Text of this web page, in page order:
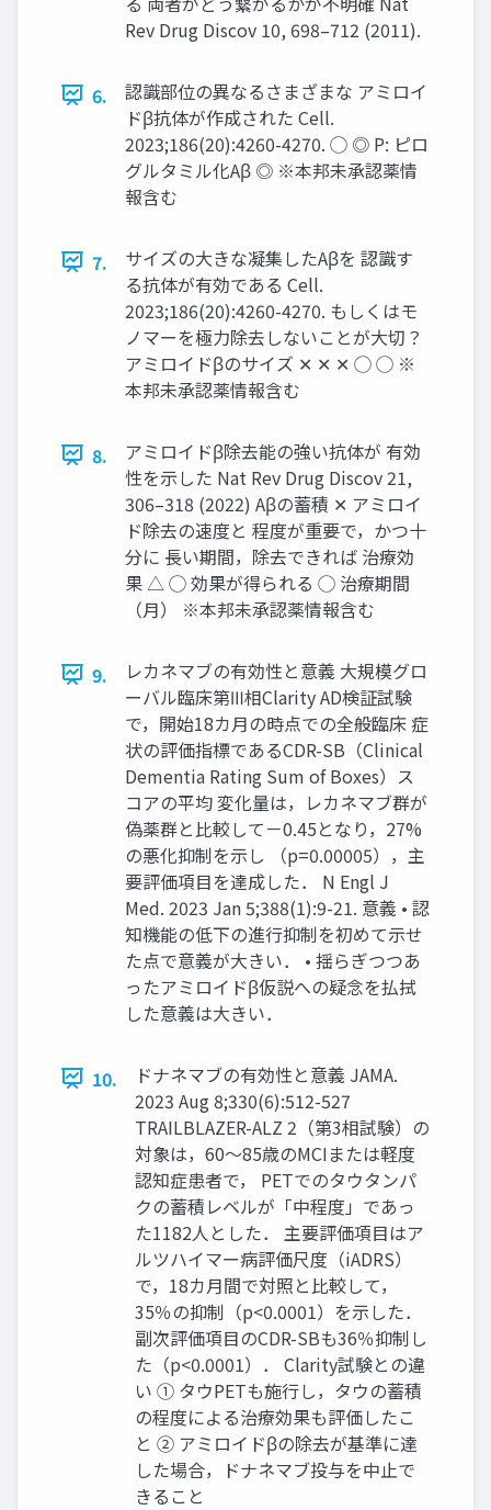
Rev Drug Discov 10, 698–712 (2011).
6.
認識部位の異なるさまざまな アミロイ
ドβ抗体が作成された Cell.
2023;186(20):4260-4270. ◯ ◎ P: ピロ
グルタミル化Aβ ◎ ※本邦未承認薬情
報含む
7.
サイズの大きな凝集したAβを 認識す
る抗体が有効である Cell.
2023;186(20):4260-4270. もしくはモ
ノマーを極力除去しないことが大切？
アミロイドβのサイズ ✕ ✕ ✕ ◯ ◯ ※
本邦未承認薬情報含む
8.
アミロイドβ除去能の強い抗体が 有効
性を示した Nat Rev Drug Discov 21,
306–318 (2022) Aβの蓄積 ✕ アミロイ
ド除去の速度と 程度が重要で，かつ十
分に 長い期間，除去できれば 治療効
果 △ ◯ 効果が得られる ◯ 治療期間
（月） ※本邦未承認薬情報含む
9.
レカネマブの有効性と意義 大規模グロ
ーバル臨床第Ⅲ相Clarity AD検証試験
で，開始18カ月の時点での全般臨床 症
状の評価指標であるCDR-SB（Clinical
Dementia Rating Sum of Boxes）ス
コアの平均 変化量は，レカネマブ群が
偽薬群と比較して－0.45となり，27%
の悪化抑制を示し （p=0.00005），主
要評価項目を達成した． N Engl J
Med. 2023 Jan 5;388(1):9-21. 意義 • 認
知機能の低下の進行抑制を初めて示せ
た点で意義が大きい． • 揺らぎつつあ
ったアミロイドβ仮説への疑念を払拭
した意義は大きい．
10.
ドナネマブの有効性と意義 JAMA.
2023 Aug 8;330(6):512-527
TRAILBLAZER-ALZ 2（第3相試験）の
対象は，60～85歳のMCIまたは軽度
認知症患者で， PETでのタウタンパ
クの蓄積レベルが「中程度」であっ
た1182人とした． 主要評価項目はア
ルツハイマー病評価尺度（iADRS）
で，18カ月間で対照と比較して，
35％の抑制（p<0.0001）を示した．
副次評価項目のCDR-SBも36％抑制し
た（p<0.0001）． Clarity試験との違
い ① タウPETも施行し，タウの蓄積
の程度による治療効果も評価したこ
と ② アミロイドβの除去が基準に達
した場合，ドナネマブ投与を中止で
きること